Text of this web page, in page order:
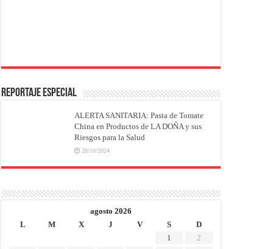
REPORTAJE ESPECIAL
ALERTA SANITARIA: Pasta de Tomate
China en Productos de LA DOÑA y sus
Riesgos para la Salud
28/10/2024
agosto 2026
L
M X J V S
D
1
2